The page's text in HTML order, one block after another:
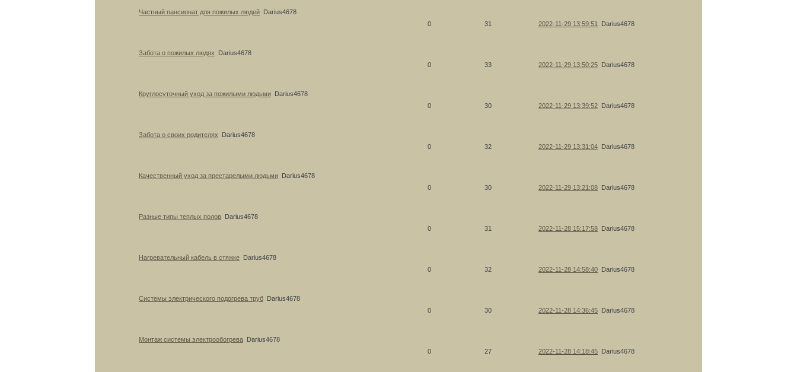
Частный пансионат для пожилых людей Darius4678
0
31 2022-11-29 13:59:51 Darius4678
Забота о пожилых людях
Darius4678
0
33 2022-11-29 13:50:25 Darius4678
Круглосуточный уход за пожилыми людьми Darius4678
0
30 2022-11-29 13:39:52 Darius4678
Забота о своих родителях
Darius4678
0
32 2022-11-29 13:31:04 Darius4678
Качественный уход за престарелыми людьми Darius4678
0
30 2022-11-29 13:21:08 Darius4678
Разные типы теплых полов Darius4678
0
31 2022-11-28 15:17:58 Darius4678
Нагревательный кабель в стяжке Darius4678
0
32 2022-11-28 14:58:40 Darius4678
Системы электрического подогрева труб Darius4678
0
30 2022-11-28 14:36:45 Darius4678
Монтаж системы электрообогрева Darius4678
0
27 2022-11-28 14:18:45 Darius4678